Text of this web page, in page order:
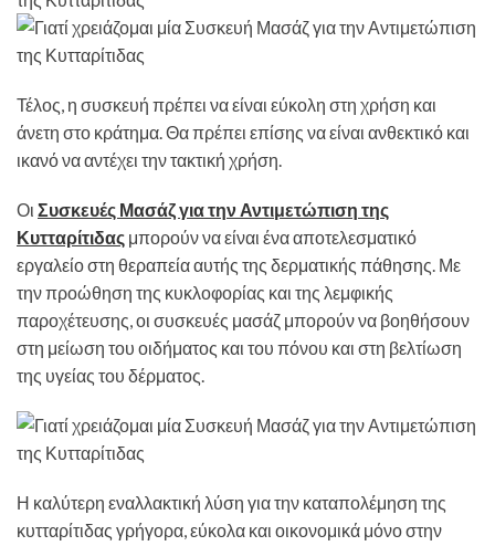
Τέλος, η συσκευή πρέπει να είναι εύκολη στη χρήση και
άνετη στο κράτημα. Θα πρέπει επίσης να είναι ανθεκτικό και
ικανό να αντέχει την τακτική χρήση.
Οι Συσκευές Μασάζ για την Αντιμετώπιση της
Κυτταρίτιδας μπορούν να είναι ένα αποτελεσματικό
εργαλείο στη θεραπεία αυτής της δερματικής πάθησης. Με
την προώθηση της κυκλοφορίας και της λεμφικής
παροχέτευσης, οι συσκευές μασάζ μπορούν να βοηθήσουν
στη μείωση του οιδήματος και του πόνου και στη βελτίωση
της υγείας του δέρματος.
Η καλύτερη εναλλακτική λύση για την καταπολέμηση της
κυτταρίτιδας γρήγορα, εύκολα και οικονομικά μόνο στην